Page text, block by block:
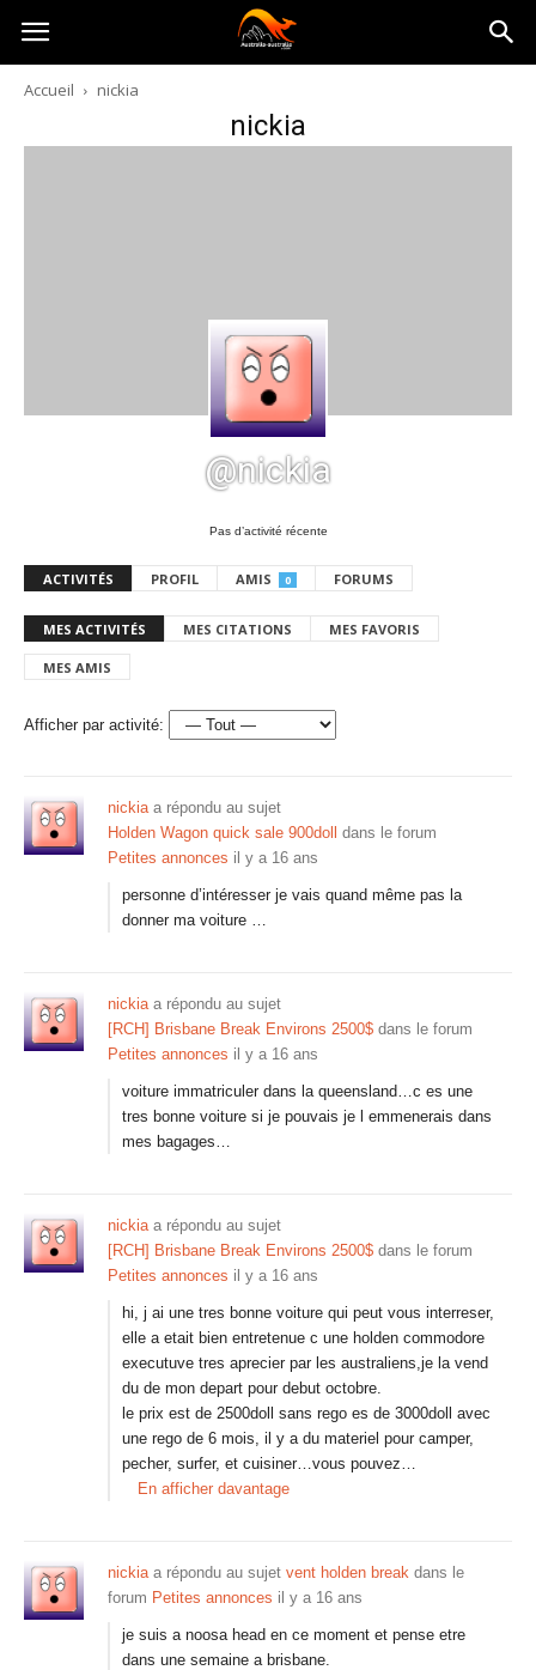
Australia-
australie.com
Accueil nickia
nickia
@nickia
Pas d’activité récente
ACTIVITÉS PROFIL AMIS 0 FORUMS
MES ACTIVITÉS MES CITATIONS MES FAVORIS
MES AMIS
Afficher par activité:
nickiaa répondu au sujet
Holden Wagon quick sale 900doll
dans le forum
Petites annonces il y a 16 ans
personne d’intéresser je vais quand même pas la
donner ma voiture …
nickiaa répondu au sujet
[RCH] Brisbane Break Environs 2500$ dans le forum
Petites annonces il y a 16 ans
voiture immatriculer dans la queensland…c es une
tres bonne voiture si je pouvais je l emmenerais dans
mes bagages…
nickiaa répondu au sujet
[RCH] Brisbane Break Environs 2500$ dans le forum
Petites annonces il y a 16 ans
hi, j ai une tres bonne voiture qui peut vous interreser,
elle a etait bien entretenue c une holden commodore
executuve tres aprecier par les australiens,je la vend
du de mon depart pour debut octobre.
le prix est de 2500doll sans rego es de 3000doll avec
une rego de 6 mois, il y a du materiel pour camper,
pecher, surfer, et cuisiner…vous pouvez…
En afficher davantage
nickiaa répondu au sujet vent holden break dans le
forum Petites annonces il y a 16 ans
je suis a noosa head en ce moment et pense etre
dans une semaine a brisbane.